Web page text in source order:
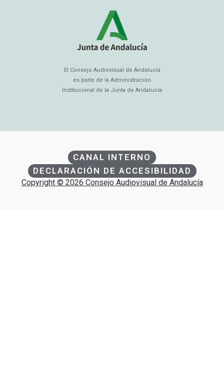
El Consejo Audiovisual de Andalucía
es parte de la Administración
Institucional de la Junta de Andalucía
CANAL INTERNO
DECLARACIÓN DE ACCESIBILIDAD
Copyright © 2026 Consejo Audiovisual de Andalucía